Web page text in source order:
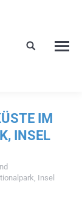
IM
INSEL
Insel